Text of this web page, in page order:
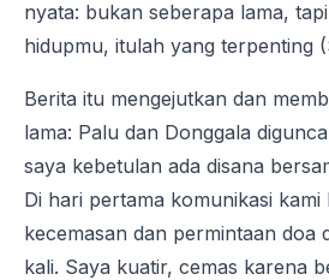
nyata: bukan seberapa lama,
hidupmu, itulah yang terpenting
Berita itu mengejutkan dan
lama: Palu dan Donggala
saya kebetulan ada disana
Di hari pertama komunikasi kami
kecemasan dan permintaan doa
kali. Saya kuatir, cemas karena